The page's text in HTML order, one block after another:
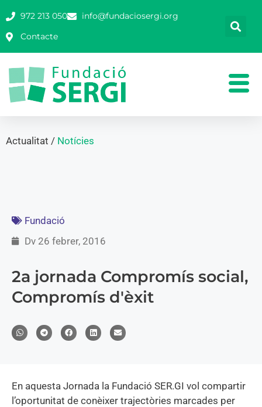
972 213 050
info@fundaciosergi.org
Contacte
Actualitat / Notícies
Fundació
Dv 26 febrer, 2016
2a jornada Compromís social,
Compromís d'èxit
En aquesta Jornada la Fundació SER.GI vol compartir
lʼoportunitat de conèixer trajectòries marcades per